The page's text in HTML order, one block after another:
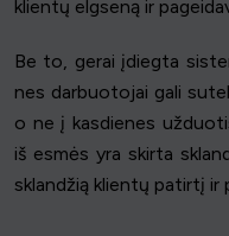
klientų elgseną ir
Be to, gerai įdiegta
nes darbuotojai gali
o ne į kasdienes
iš esmės yra skirta
sklandžią klientų patirtį ir